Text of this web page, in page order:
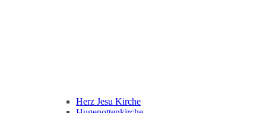
Herz Jesu Kirche